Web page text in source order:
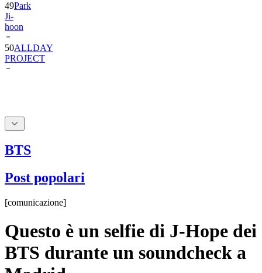
49Park
Ji-
hoon
50ALLDAY
PROJECT
BTS
Post popolari
[comunicazione]
Questo è un selfie di J-Hope dei
BTS durante un soundcheck a